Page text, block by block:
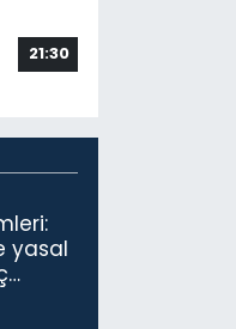
21:30
yasal